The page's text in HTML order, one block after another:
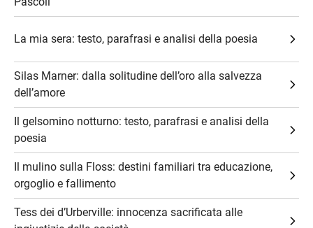
La mia sera: testo, parafrasi e analisi della poesia
Silas Marner: dalla solitudine dell’oro alla salvezza
dell’amore
Il gelsomino notturno: testo, parafrasi e analisi della
poesia
Il mulino sulla Floss: destini familiari tra educazione,
orgoglio e fallimento
Tess dei d’Urberville: innocenza sacrificata alle